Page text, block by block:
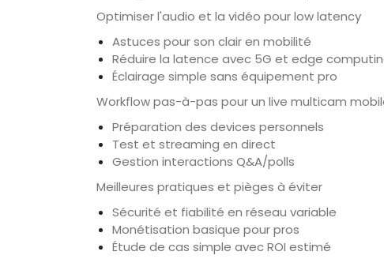
Optimiser l'audio et la vidéo pour low latency
Astuces pour son clair en mobilité
Réduire la latence avec 5G et edge
Éclairage simple sans équipement pro
Workflow pas-à-pas pour un live multicam
Préparation des devices personnels
Test et streaming en direct
Gestion interactions Q&A/polls
Meilleures pratiques et pièges à éviter
Sécurité et fiabilité en réseau variable
Monétisation basique pour pros
Étude de cas simple avec ROI estimé